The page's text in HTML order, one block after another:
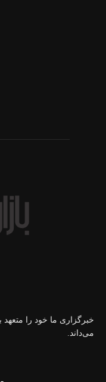
خبرگزاری ما خود را
می‌داند.